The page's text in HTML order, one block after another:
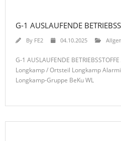
G-1 AUSLAUFENDE
By FE2 04.10.2025
G-1 AUSLAUFENDE
Longkamp / Ortsteil Longkamp
Longkamp-Gruppe BeKu WL